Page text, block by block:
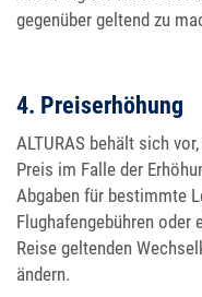
gegenüber geltend zu
4. Preiserhöhung
ALTURAS behält sich
Preis im Falle der
Abgaben für bestimmte
Flughafengebühren oder
Reise geltenden
ändern.